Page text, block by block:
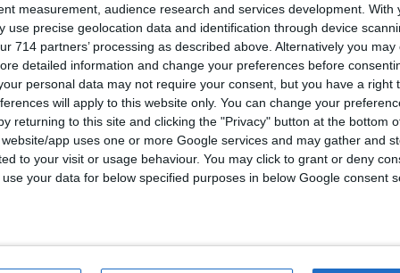
measurement, audience research and services development. With
use precise geolocation data and identification through device
714 partners’ processing as described above. Alternatively you
detailed information and change your preferences before
personal data may not require your consent, but you have a right
will apply to this website only. You can change your
returning to this site and clicking the "Privacy" button at the bottom
app uses one or more Google services and may gather and
to your visit or usage behaviour. You may click to grant or deny
your data for below specified purposes in below Google consent
Am, G6, C, F, Em, Dm
(6)
Bm, Em, D, Am, C
(15)
Csus4, Gm, G#, Bb, D#, Cm, Fm
(21)
(7)
(7)
(5)
Am, F, G, Dm
Am, C, Em, G, F, Dm
(8)
E, F, Dm, Am
(7)
E, Am, F
(3)
Dm, A, Gm, Bb, A7, C, c
(6)
Am, E, Dm, F, G
(14)
A#m7, C, G, C7, F, Fm7, G7, C#7
(1)
En